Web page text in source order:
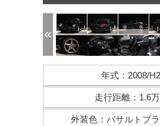
年式 ： 2008/
走行距離： 1.6
外装色 ： バサルトブ